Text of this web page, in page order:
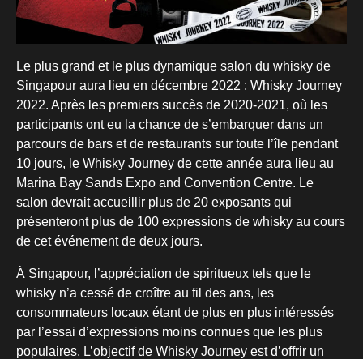
Le plus grand et le plus dynamique salon du whisky de
Singapour aura lieu en décembre 2022 : Whisky Journey
2022. Après les premiers succès de 2020-2021, où les
participants ont eu la chance de s’embarquer dans un
parcours de bars et de restaurants sur toute l’île pendant
10 jours, le Whisky Journey de cette année aura lieu au
Marina Bay Sands Expo and Convention Centre. Le
salon devrait accueillir plus de 20 exposants qui
présenteront plus de 100 expressions de whisky au cours
de cet événement de deux jours.
À Singapour, l’appréciation de spiritueux tels que le
whisky n’a cessé de croître au fil des ans, les
consommateurs locaux étant de plus en plus intéressés
par l’essai d’expressions moins connues que les plus
populaires. L’objectif de Whisky Journey est d’offrir un